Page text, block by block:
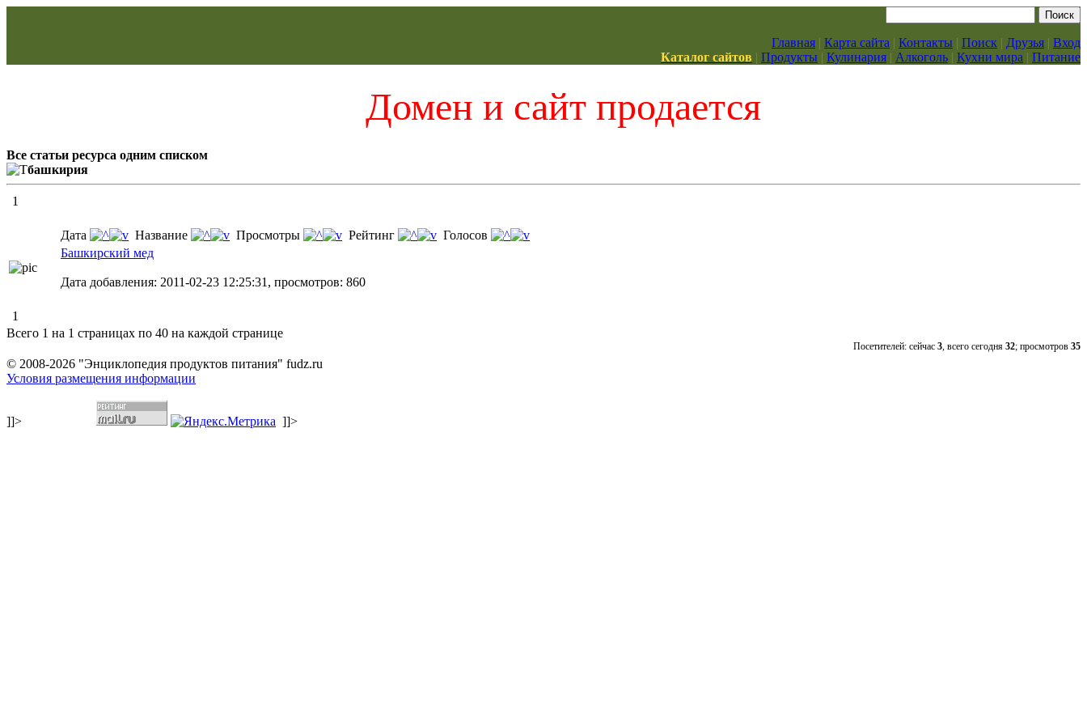
Главная | Карта сайта | Контакты | Поиск | Друзья | Вход
Каталог сайтов | Продукты | Кулинария | Алкоголь | Кухни мира | Питание
Домен и сайт продается
Все статьи ресурса одним списком
башкирия
1
Дата Название Просмотры Рейтинг
Голосов
Башкирский мед
Дата добавления: 2011-02-23 12:25:31, просмотров: 860
1
Всего 1 на 1 страницах по 40 на каждой странице
Посетителей: сейчас 3, всего сегодня 32; просмотров 35
© 2008-2026 "Энциклопедия продуктов питания" fudz.ru
Условия размещения информации
]]> ]]>